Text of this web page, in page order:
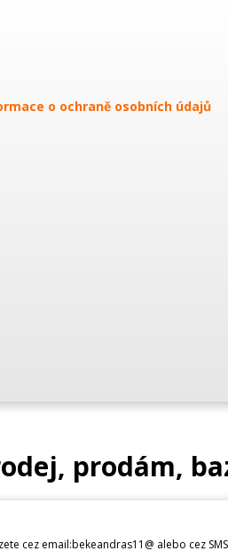
o ochraně osobních údajů
prodám,
cez email:bekeandras11@ alebo cez